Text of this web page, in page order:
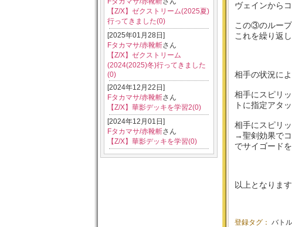
【Z/X】ゼクストリーム(2025夏)
行ってきました(0)
[2025年01月28日]
Fタカマサ/赤靴斬さん
【Z/X】ゼクストリーム
(2024(2025)冬)行ってきました
(0)
[2024年12月22日]
Fタカマサ/赤靴斬さん
【Z/X】華影デッキを学習2(0)
[2024年12月01日]
Fタカマサ/赤靴斬さん
【Z/X】華影デッキを学習(0)
ヴェインから
この③のループ
これを繰り返
相手の状況に
相手にスピリ
トに指定アタ
相手にスピリ
→聖剣効果で
でサイゴード
以上となります
登録タグ： バト